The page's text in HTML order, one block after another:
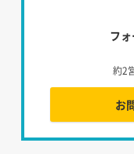
フ
約2
お